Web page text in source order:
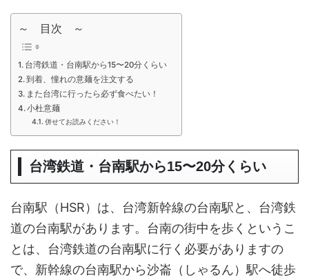
～ 目次 ～
台湾鉄道・台南駅から15〜20分くらい
到着、憧れの意麺を注文する
また台湾に行ったら必ず食べたい！
小杜意麺
併せてお読みください！
台湾鉄道・台南駅から15〜20分くらい
台南駅（HSR）は、台湾新幹線の台南駅と、台湾鉄
道の台南駅があります。台南の街中を歩くというこ
とは、台湾鉄道の台南駅に行く必要がありますの
で、新幹線の台南駅から沙崙（しゃるん）駅へ徒歩